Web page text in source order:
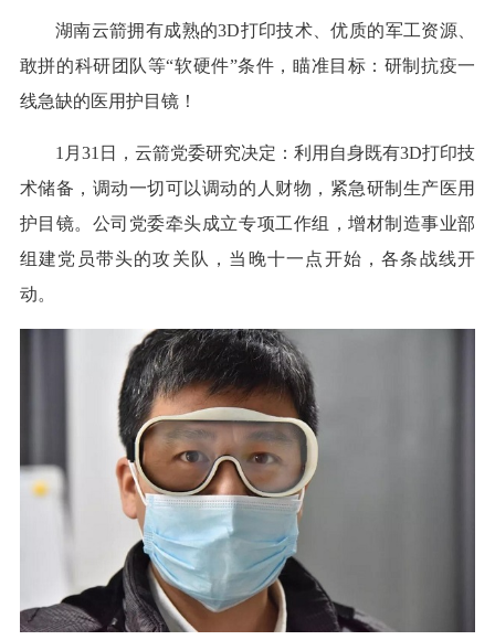
湖南云箭拥有成熟的3D打印技术、优质的军工资源、
敢拼的科研团队等“软硬件”条件，瞄准目标：研制抗疫一
线急缺的医用护目镜！
1月31日，云箭党委研究决定：利用自身既有3D打印技
术储备，调动一切可以调动的人财物，紧急研制生产医用
护目镜。公司党委牵头成立专项工作组，增材制造事业部
组建党员带头的攻关队，当晚十一点开始，各条战线开
动。